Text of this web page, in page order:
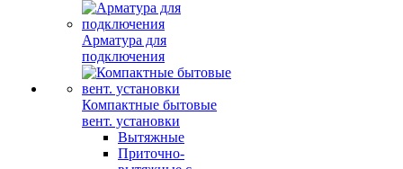
Арматура для
подключения
Компактные бытовые
вент. установки
Вытяжные
Приточно-